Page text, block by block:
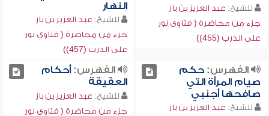
للشيخ: عبد العزيز بن باز
جزء من محاضرة ( فتاوى نور
على الدرب (455))
النهار
للشيخ: عبد العزيز بن باز
جزء من محاضرة ( فتاوى نور
على الدرب (457))
الفهرس:حكم
صيام المرأة التي
صافحها أجنبي
للشيخ: عبد العزيز بن باز
الفهرس:أحكام
العقيقة
للشيخ: عبد العزيز بن باز
جزء من محاضرة ( فتاوى نور